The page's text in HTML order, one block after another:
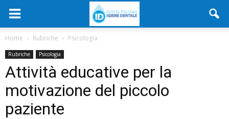
Home Rubriche Psicologia
Rubriche Psicologia
Attività educative per la
motivazione del piccolo
paziente